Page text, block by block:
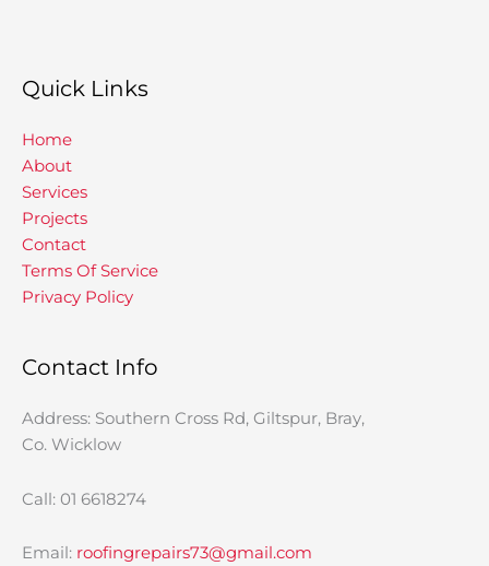
Quick Links
Home
About
Services
Projects
Contact
Terms Of Service
Privacy Policy
Contact Info
Address: Southern Cross Rd, Giltspur, Bray,
Co. Wicklow
Call: 01 6618274
Email: roofingrepairs73@gmail.com